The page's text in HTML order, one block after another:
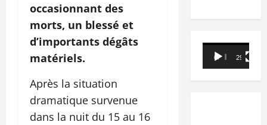
occasionnant des
morts, un blessé et
d’importants dégâts
matériels.
Après la situation
dramatique survenue
dans la nuit du 15 au 16
Lecteur
vidéo
00:00 29:21